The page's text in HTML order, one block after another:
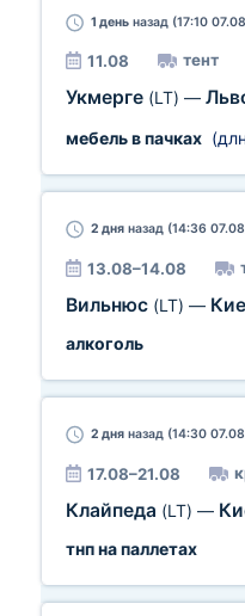
1 день назад (17:10
11.08 тент
Укмерге (LT) —
мебель в пачках
2 дня назад (14:36
13.08–14.08
Вильнюс (LT) —
алкоголь
2 дня назад (14:30
17.08–21.08
Клайпеда (LT) —
тнп на паллетах